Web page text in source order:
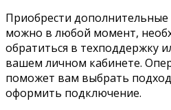
Приобрести дополнительные
можно в любой момент,
обратиться в техподдержку
вашем личном кабинете.
поможет вам выбрать
оформить подключение.